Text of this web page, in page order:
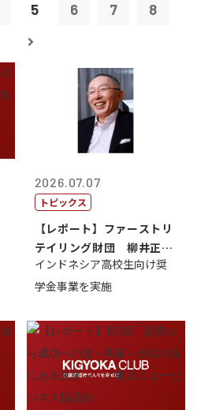
5 6 7 8
2026.07.07
トピックス
【レポート】ファーストリ
テイリング財団 柳井正
理事長
インドネシア高校生向け奨
学金事業を実施